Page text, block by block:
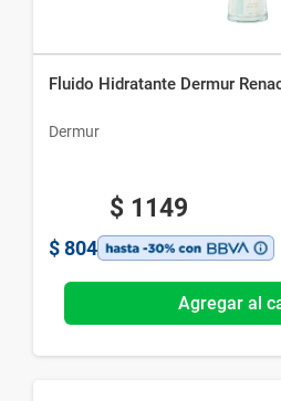
Fluido Hidratante Dermur
Dermur
$ 1149
$ 804
Agregar al